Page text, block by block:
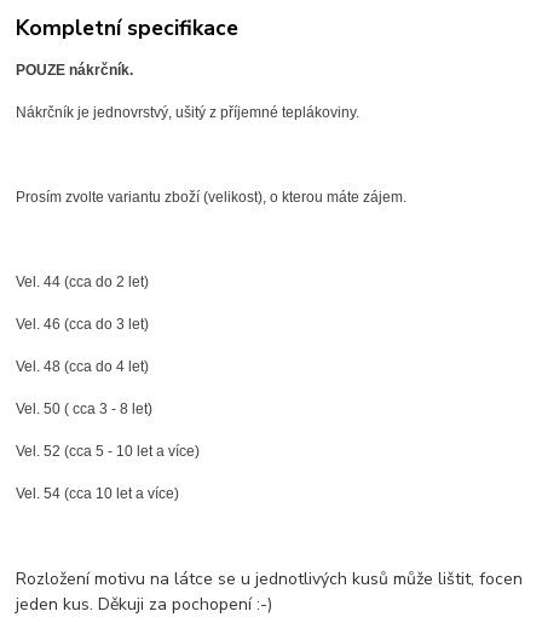
Kompletní specifikace
POUZE nákrčník.
Nákrčník je jednovrstvý, ušitý z příjemné teplákoviny.
Prosím zvolte variantu zboží (velikost), o kterou máte zájem.
Vel. 44 (cca do 2 let)
Vel. 46 (cca do 3 let)
Vel. 48 (cca do 4 let)
Vel. 50 ( cca 3 - 8 let)
Vel. 52 (cca 5 - 10 let a více)
Vel. 54 (cca 10 let a více)
Rozložení motivu na látce se u jednotlivých kusů může lištit, focen
jeden kus. Děkuji za pochopení :-)